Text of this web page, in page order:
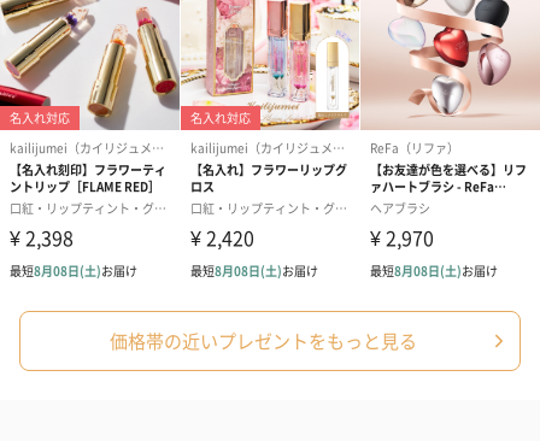
スイーツ
スイーツを同梱してお届けいたします。ギフトへの＋αにおすすめ
です。
価格帯の近いプレゼントをもっと見る